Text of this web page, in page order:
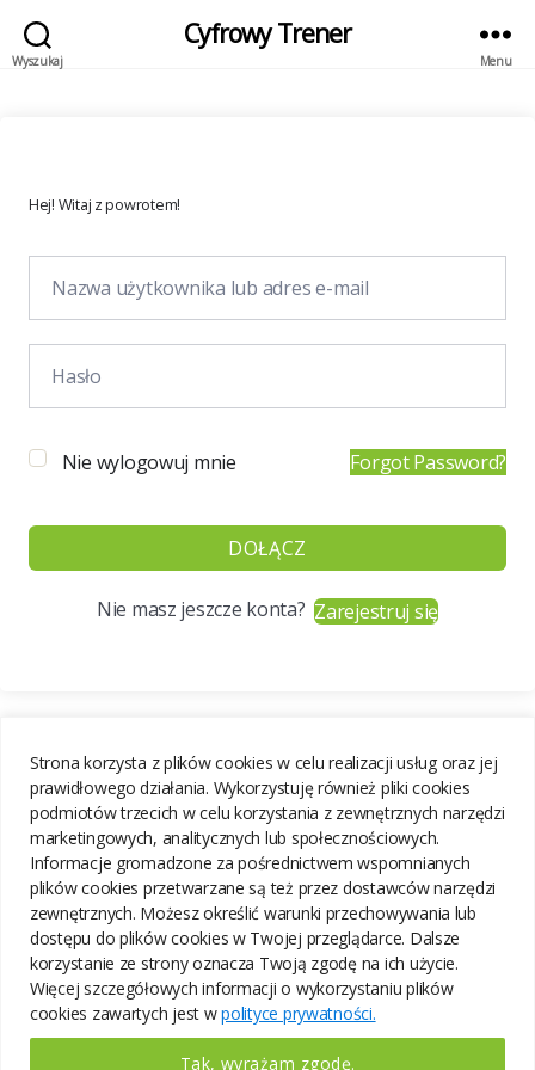
Strona korzysta z plików cookies w celu realizacji usług oraz jej
prawidłowego działania. Wykorzystuję również pliki cookies
podmiotów trzecich w celu korzystania z zewnętrznych narzędzi
marketingowych, analitycznych lub społecznościowych.
Informacje gromadzone za pośrednictwem wspomnianych
plików cookies przetwarzane są też przez dostawców narzędzi
zewnętrznych. Możesz określić warunki przechowywania lub
dostępu do plików cookies w Twojej przeglądarce. Dalsze
korzystanie ze strony oznacza Twoją zgodę na ich użycie.
Więcej szczegółowych informacji o wykorzystaniu plików
cookies zawartych jest wpolityce prywatności.
Tak, wyrażam zgodę.
Wyszukaj
Cyfrowy Trener
Menu
Hej! Witaj z powrotem!
Nie wylogowuj mnie Forgot Password?
DOŁĄCZ
Nie masz jeszcze konta?Zarejestruj się